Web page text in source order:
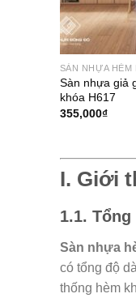
SÀN NHỰA HÈM
Sàn nhựa giả
khóa H617
355,000₫
I. Giới
1.1.
Sàn nhựa
có tổng độ
thống hèm